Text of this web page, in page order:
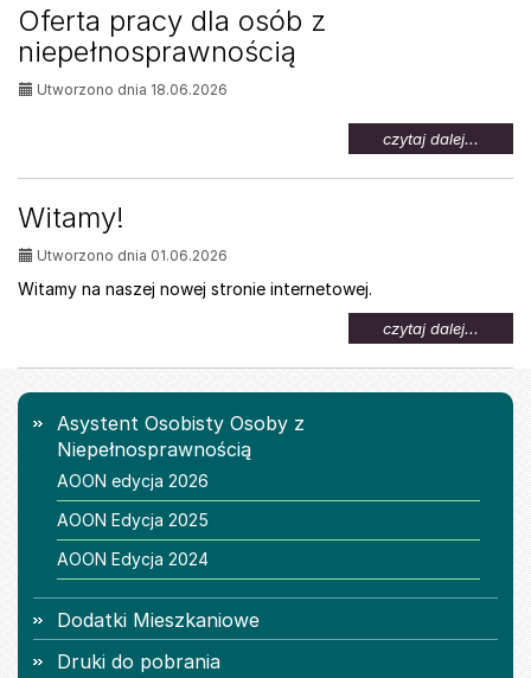
Oferta pracy dla osób z
niepełnosprawnością
Utworzono dnia 18.06.2026
czytaj dalej...
temat:
Oferta
Witamy!
Utworzono dnia 01.06.2026
Witamy na naszej nowej stronie internetowej.
czytaj dalej...
temat:
Menu
Asystent Osobisty Osoby z
Niepełnosprawnością
AOON edycja 2026
AOON Edycja 2025
AOON Edycja 2024
Dodatki Mieszkaniowe
Druki do pobrania